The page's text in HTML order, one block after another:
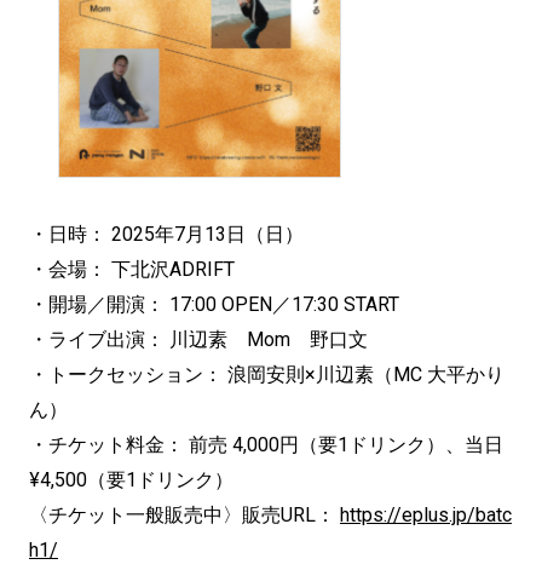
・日時： 2025年7月13日（日）
・会場： 下北沢ADRIFT
・開場／開演： 17:00 OPEN／17:30 START
・ライブ出演： 川辺素 Mom 野口文
・トークセッション： 浪岡安則×川辺素（MC 大平かり
ん）
・チケット料金： 前売 4,000円（要1ドリンク）、当日
¥4,500（要1ドリンク）
〈チケット一般販売中〉販売URL： https://eplus.jp/batc
h1/